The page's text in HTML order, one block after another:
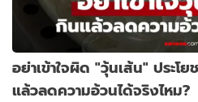
อย่าเข้าใจผิด "วุ้นเส้น" ประโ
แล้วลดความอ้วนได้จริงไหม?